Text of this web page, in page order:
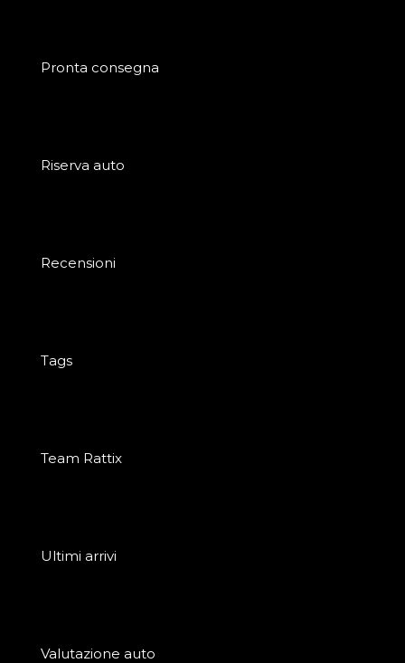
Pronta consegna
Riserva auto
Recensioni
Tags
Team Rattix
Ultimi arrivi
Valutazione auto